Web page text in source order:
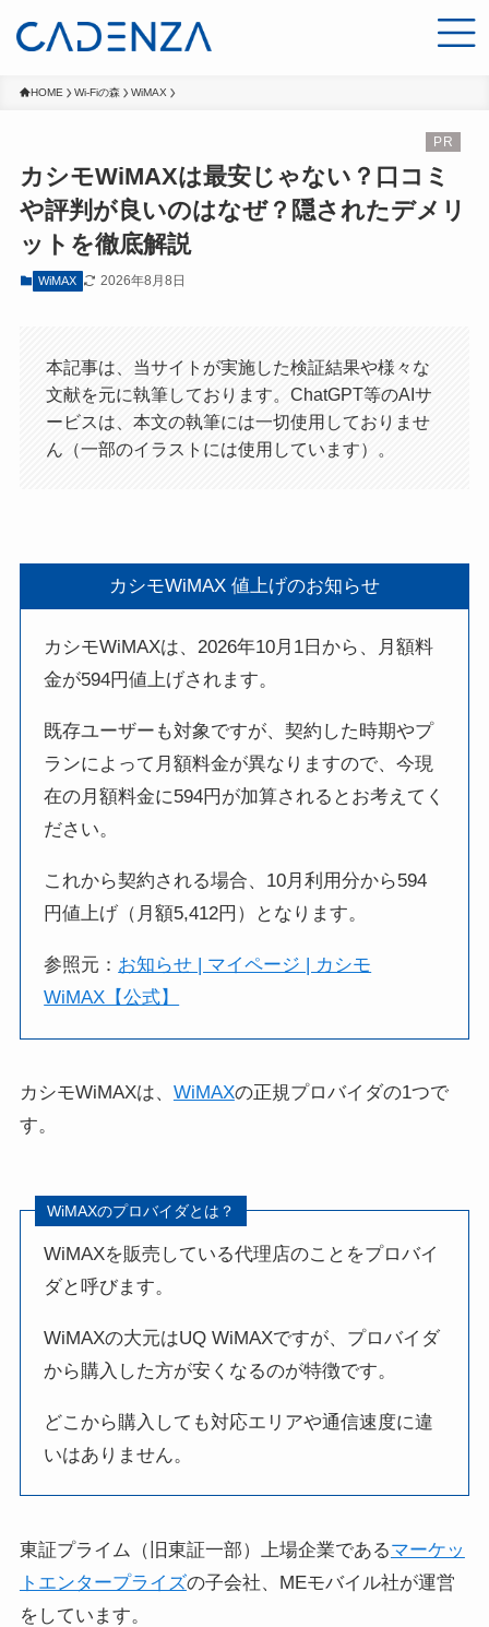
HOME Wi-Fiの森 WiMAX
カシモWiMAXは最安じゃない？口コミ
や評判が良いのはなぜ？隠されたデメリ
ットを徹底解説
WiMAX 2026年8月8日
本記事は、当サイトが実施した検証結果や様々な
文献を元に執筆しております。ChatGPT等のAIサ
ービスは、本文の執筆には一切使用しておりませ
ん（一部のイラストには使用しています）。
カシモWiMAX 値上げのお知らせ
カシモWiMAXは、2026年10月1日から、月額料
金が594円値上げされます。
既存ユーザーも対象ですが、契約した時期やプ
ランによって月額料金が異なりますので、今現
在の月額料金に594円が加算されるとお考えてく
ださい。
これから契約される場合、10月利用分から594
円値上げ（月額5,412円）となります。
参照元： お知らせ | マイページ | カシモ
WiMAX【公式】
カシモWiMAXは、 WiMAXの正規プロバイダの1つで
す。
WiMAXのプロバイダとは？
WiMAXを販売している代理店のことをプロバイ
ダと呼びます。
WiMAXの大元はUQ WiMAXですが、プロバイダ
から購入した方が安くなるのが特徴です。
どこから購入しても対応エリアや通信速度に違
いはありません。
東証プライム（旧東証一部）上場企業であるマーケッ
トエンタープライズの子会社、MEモバイル社が運営
をしています。